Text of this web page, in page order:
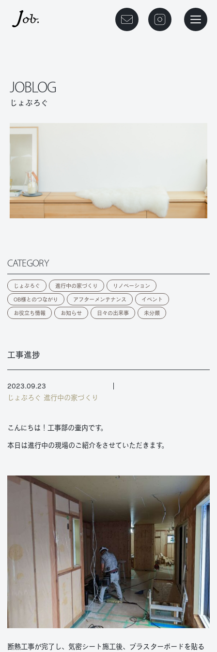
メニュ
JOBLOG
じょぶろぐ
CATEGORY
じょぶろぐ 進行中の家づくり リノベーション
OB様とのつながり アフターメンテナンス イベント
お役立ち情報 お知らせ 日々の出来事 未分類
工事進捗
2023.09.23
じょぶろぐ 進行中の家づくり
こんにちは！工事部の壷内です。
本日は進行中の現場のご紹介をさせていただきます。
断熱工事が完了し、気密シート施工後、プラスターボードを貼る